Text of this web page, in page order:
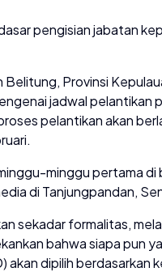
pengisian jabatan
Provinsi
jadwal pelantikan
pelantikan akan
minggu pertama di
di Tanjungpandan,
sekadar formalitas,
bahwa siapa pun
dipilih berdasarkan